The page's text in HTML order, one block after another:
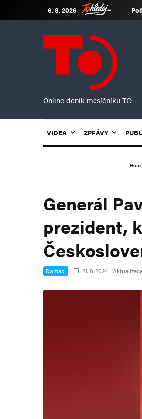
6. 8. 2026
Online deník měsíčníku TO
VIDEA ZPRÁVY
Home
Generál
prezident,
Domácí 21. 8. 2024